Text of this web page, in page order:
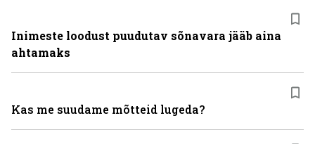
Inimeste loodust puudutav sõnavara jääb aina
ahtamaks
Kas me suudame mõtteid lugeda?